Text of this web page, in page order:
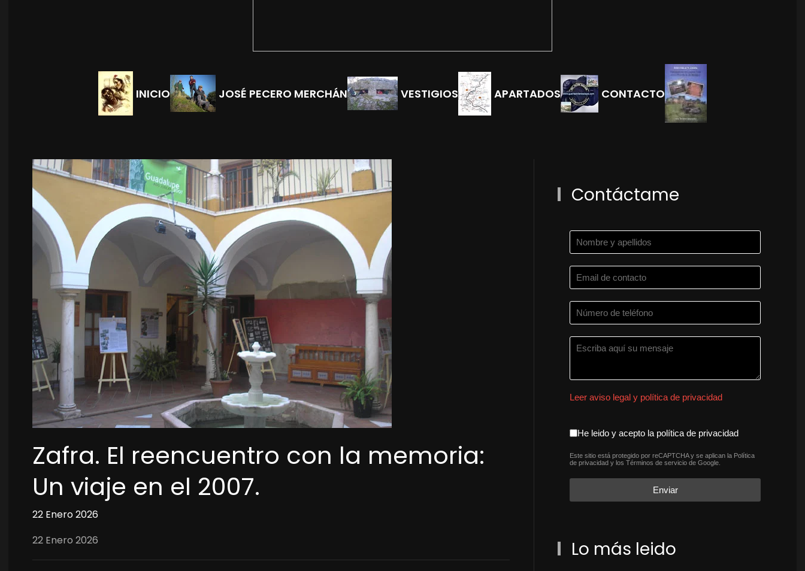
INICIO JOSÉ PECERO MERCHÁN VESTIGIOS APARTADOS CONTACTO
Zafra. El reencuentro con la memoria:
Un viaje en el 2007.
22 Enero 2026
22 Enero 2026
Contáctame
Leer aviso legal y política de privacidad
aceptacion política de
He leido y acepto la política de privacidad
reCAPTCHA*
Este sitio está protegido por reCAPTCHA y se aplican la Política
de privacidad y losTérminos de servicio de Google.
Enviar
Lo más leido